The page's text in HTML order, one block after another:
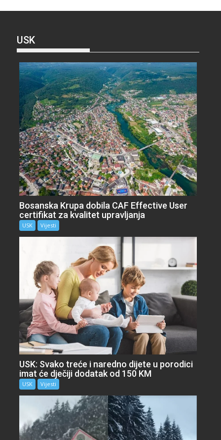
USK
Bosanska Krupa dobila CAF Effective User
certifikat za kvalitet upravljanja
USK Vijesti
USK: Svako treće i naredno dijete u porodici
imat će dječiji dodatak od 150 KM
USK Vijesti